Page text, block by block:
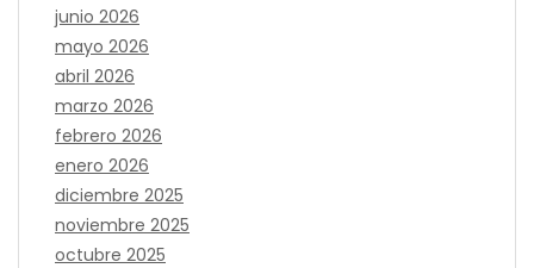
junio 2026
mayo 2026
abril 2026
marzo 2026
febrero 2026
enero 2026
diciembre 2025
noviembre 2025
octubre 2025